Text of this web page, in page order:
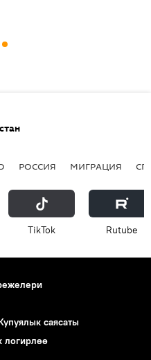
РОССИЯ МИГРАЦИЯ
ТikТоk Rutube
саясаты
логирлөө